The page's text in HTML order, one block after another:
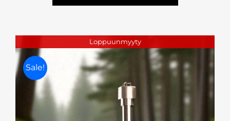
Loppuunmyyty
Sale!